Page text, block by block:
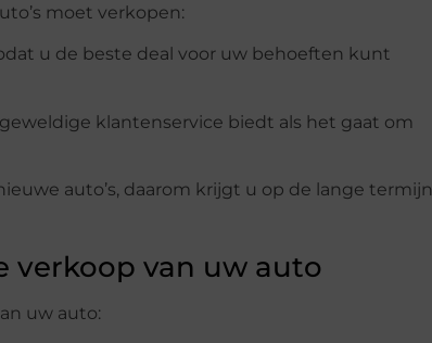
moet verkopen:
u de beste deal voor uw behoeften kunt
klantenservice biedt als het gaat om
auto’s, daarom krijgt u op de lange termijn
verkoop van uw auto
uw auto: